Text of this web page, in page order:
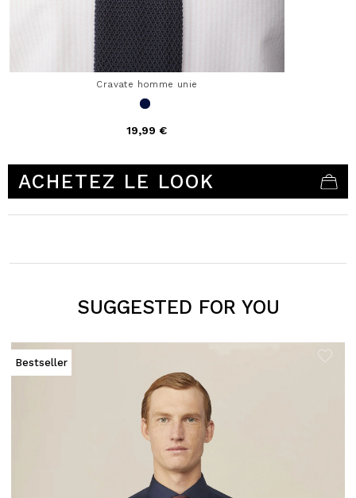
Cravate homme unie
19,99 €
ACHETEZ LE LOOK
SUGGESTED FOR YOU
Bestseller